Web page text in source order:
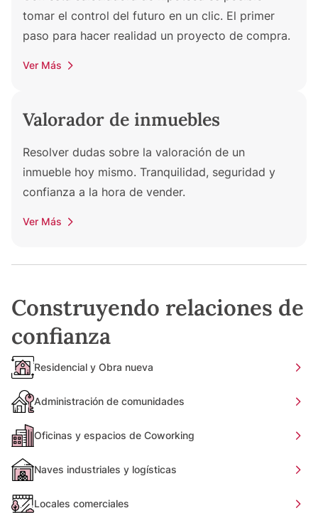
tomar el control del futuro en un clic. El primer
paso para hacer realidad un proyecto de compra.
Ver Más
Valorador de inmuebles
Resolver dudas sobre la valoración de un
inmueble hoy mismo. Tranquilidad, seguridad y
confianza a la hora de vender.
Ver Más
Construyendo relaciones de
confianza
Residencial y Obra nueva
Administración de comunidades
Oficinas y espacios de Coworking
Naves industriales y logísticas
Locales comerciales